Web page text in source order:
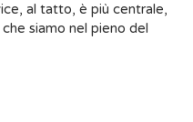
al tatto, è più centrale,
siamo nel pieno del